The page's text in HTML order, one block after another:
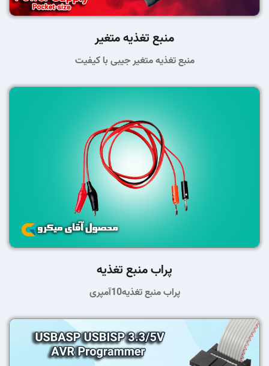
منبع تغذیه متغیر
منبع تغذیه متغیر جیبی با کیفیت
پراب منبع تغذیه
پراب منبع تغذیه10آمپری